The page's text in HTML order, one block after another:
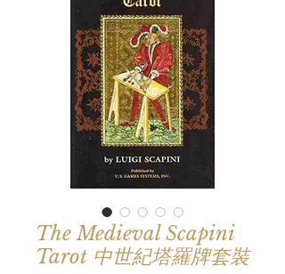
The Medieval Scapini
Tarot 中世紀塔羅牌套裝